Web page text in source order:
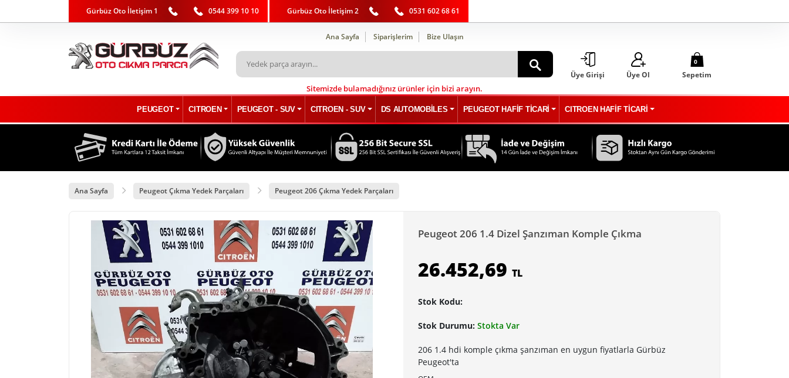
Gürbüz Oto İletişim 1 0544 399 10 10 Gürbüz Oto İletişim 2 0531 602 68 61
Ana Sayfa Siparişlerim Bize Ulaşın
Sitemizde bulamadığınız ürünler için bizi arayın.
Üye Girişi Üye Ol
0
Sepetim
PEUGEOT CITROEN PEUGEOT - SUV CITROEN - SUV DS AUTOMOBİLES PEUGEOT HAFİF TİCARİ CITROEN HAFİF TİCARİ
Ana Sayfa Peugeot Çıkma Yedek Parçaları Peugeot 206 Çıkma Yedek Parçaları
Peugeot 206 1.4 Dizel Şanzıman Komple Çıkma
26.452,69 TL
Stok Kodu:
Stok Durumu: Stokta Var
206 1.4 hdi komple çıkma şanzıman en uygun fiyatlarla Gürbüz
Peugeot'ta